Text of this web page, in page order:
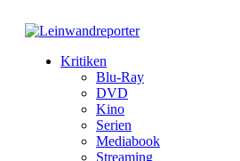
Kritiken
Blu-Ray
DVD
Kino
Serien
Mediabook
Streaming